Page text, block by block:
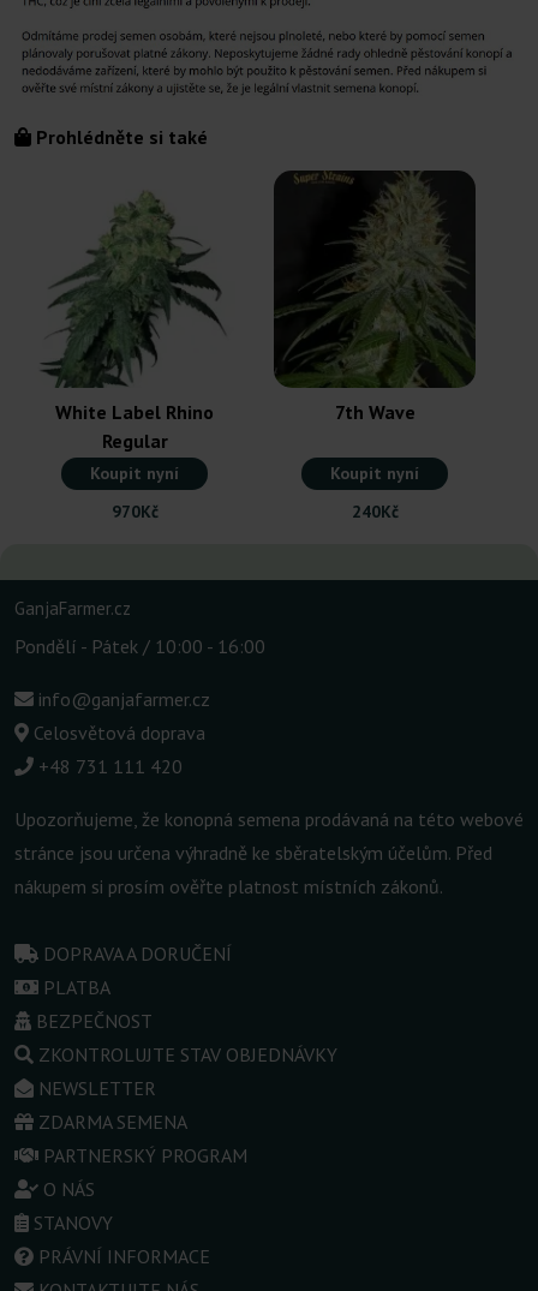
Prohlédněte si také
White Label Rhino
Regular
Koupit nyní
970Kč
7th Wave
Koupit nyní
240Kč
GanjaFarmer.cz
Pondělí - Pátek / 10:00 - 16:00
info@ganjafarmer.cz
Celosvětová doprava
+48 731 111 420
Upozorňujeme, že konopná semena prodávaná na této webové
stránce jsou určena výhradně ke sběratelským účelům. Před
nákupem si prosím ověřte platnost místních zákonů.
DOPRAVA A DORUČENÍ
PLATBA
BEZPEČNOST
ZKONTROLUJTE STAV OBJEDNÁVKY
NEWSLETTER
ZDARMA SEMENA
PARTNERSKÝ PROGRAM
O NÁS
STANOVY
PRÁVNÍ INFORMACE